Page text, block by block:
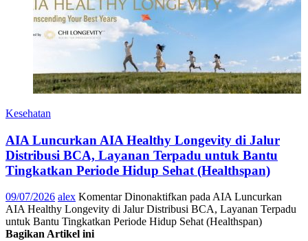
Kesehatan
AIA Luncurkan AIA Healthy Longevity di Jalur
Distribusi BCA, Layanan Terpadu untuk Bantu
Tingkatkan Periode Hidup Sehat (Healthspan)
09/07/2026 alex Komentar Dinonaktifkan pada AIA Luncurkan
AIA Healthy Longevity di Jalur Distribusi BCA, Layanan Terpadu
untuk Bantu Tingkatkan Periode Hidup Sehat (Healthspan)
Bagikan Artikel ini